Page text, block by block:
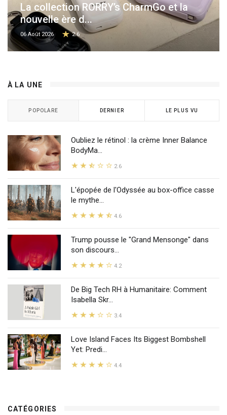
La collection RORRY’s CharmGo et la
nouvelle ère d...
06 Août 2026 2.6
À LA UNE
POPOLARE DERNIER LE PLUS VU
Oubliez le rétinol : la crème Inner Balance
BodyMa...
2.6
L'épopée de l'Odyssée au box-office casse
le mythe...
4.6
Trump pousse le "Grand Mensonge" dans
son discours...
4.2
De Big Tech RH à Humanitaire: Comment
Isabella Skr...
3.4
Love Island Faces Its Biggest Bombshell
Yet: Predi...
4.4
CATÉGORIES